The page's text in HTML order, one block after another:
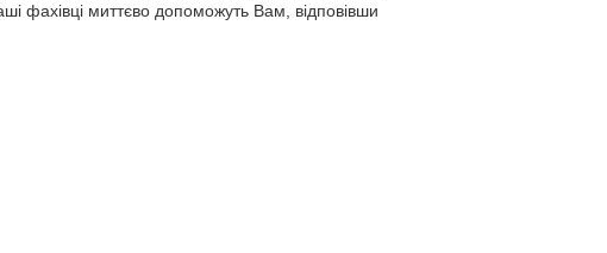
фахівці миттєво допоможуть Вам, відповівши